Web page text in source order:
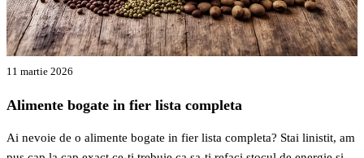
11 martie 2026
Alimente bogate in fier lista completa
Ai nevoie de o alimente bogate in fier lista completa? Stai linistit, am